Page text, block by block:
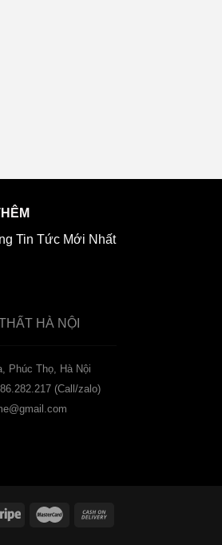
Tin Tức Mới Nhất
HÀ NỘI
Phúc Thọ, Hà Nội
(Call/zalo)